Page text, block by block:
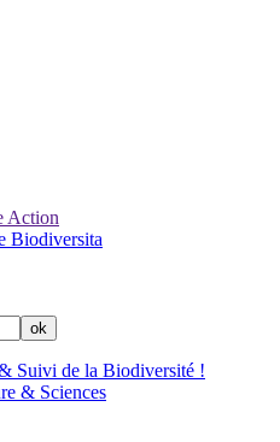
Action
Biodiversita
Suivi de la Biodiversité !
& Sciences